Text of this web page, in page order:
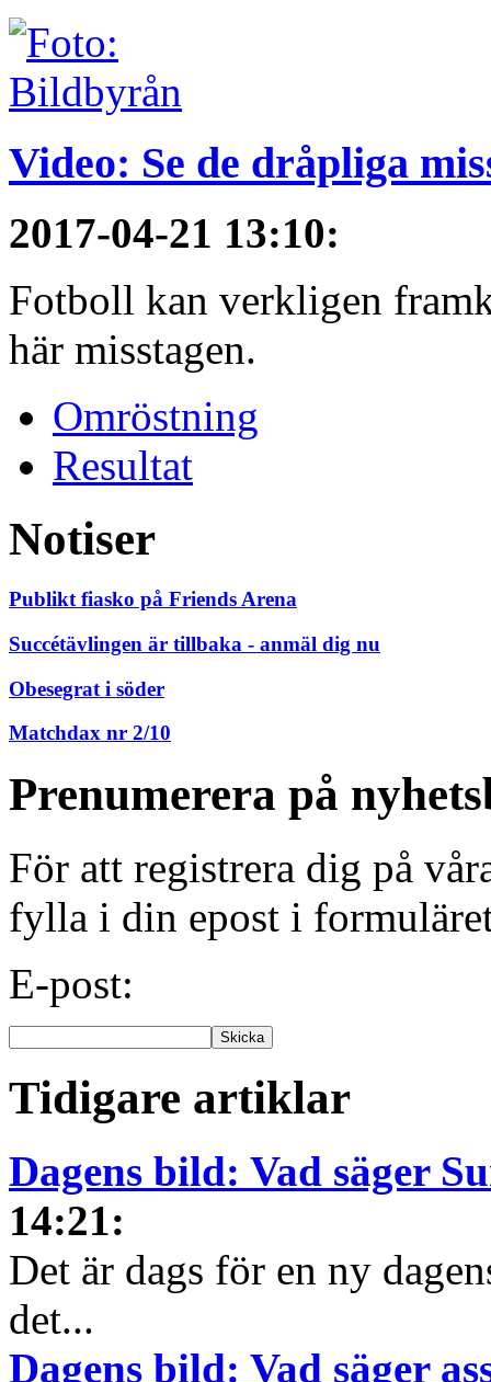
Video: Se de dråpliga
2017-04-21 13:10:
Fotboll kan verkligen
här misstagen.
Omröstning
Resultat
Notiser
Publikt fiasko på Friends Arena
Succétävlingen är tillbaka - anmäl dig nu
Obesegrat i söder
Matchdax nr 2/10
Prenumerera på
För att registrera dig på
fylla i din epost i
E-post:
Tidigare artiklar
Dagens bild: Vad säger
14:21:
Det är dags för en ny
det...
Dagens bild: Vad säger